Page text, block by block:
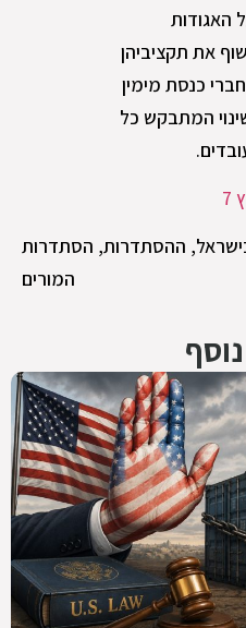
האגודות
את תקציביהן
כנסת מימין
המתבקש כל
, ההסתדרות, הסתדרות
המורים